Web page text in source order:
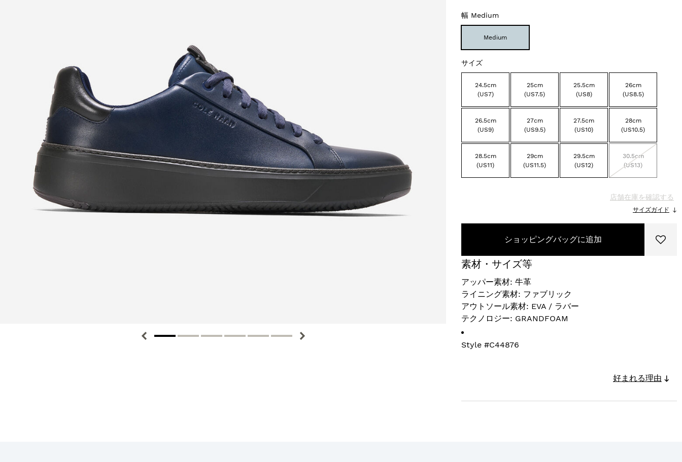
幅 Medium
Medium
サイズ
24.5cm
(US7)
25cm
(US7.5)
25.5cm
(US8)
26cm
(US8.5)
26.5cm
(US9)
27cm
(US9.5)
27.5cm
(US10)
28cm
(US10.5)
28.5cm
(US11)
29cm
(US11.5)
29.5cm
(US12)
30.5cm
(US13)
店舗在庫を確認する
サイズガイド
ショッピングバッグに追加
素材・サイズ等
アッパー素材: 牛革
ライニング素材: ファブリック
アウトソール素材: EVA / ラバー
テクノロジー: GRANDFOAM
Style #C44876
好まれる理由